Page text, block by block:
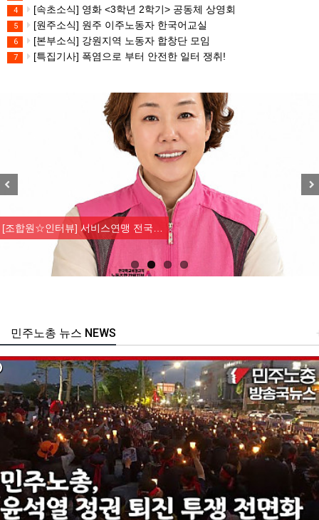
4 [속초소식] 영화 <3학년 2학기> 공동체 상영회
5 [원주소식] 원주 이주노동자 한국어교실
6 [본부소식] 강원지역 노동자 합창단 모임
7 [특집기사] 폭염으로 부터 안전한 일터 쟁취!
[조합원☆인터뷰] 서비스연맹 전국…
주노총 뉴스 NEWS